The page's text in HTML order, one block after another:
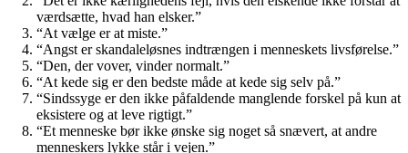
værdsætte, hvad han elsker.”
“At vælge er at miste.”
“Angst er skandaleløsnes indtrængen i menneskets livsførelse.”
“Den, der vover, vinder normalt.”
“At kede sig er den bedste måde at kede sig selv på.”
“Sindssyge er den ikke påfaldende manglende forskel på kun at
eksistere og at leve rigtigt.”
“Et menneske bør ikke ønske sig noget så snævert, at andre
menneskers lykke står i vejen.”